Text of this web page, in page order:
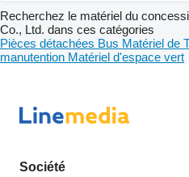
Recherchez le matériel du
Co., Ltd. dans ces catégories
Pièces détachées Bus Matériel de
manutention Matériel d'espace vert
Société